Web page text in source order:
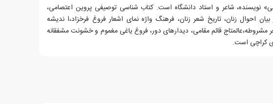
نویسنده، شاعر و استاد دانشگاه است. کتاب شناسی توصیفی پروین اعتصامی،
احوال زنان، تاریخ شعر زنان، فرهنگ واژه نمای اشعار فروغ فرخزاد،ا ندیشه
مشروطه،عالمتاج قائم مقامی، دیدارهای دور، فروغ یاغی مغموم و خشونت مشفقانه
کراچی است.